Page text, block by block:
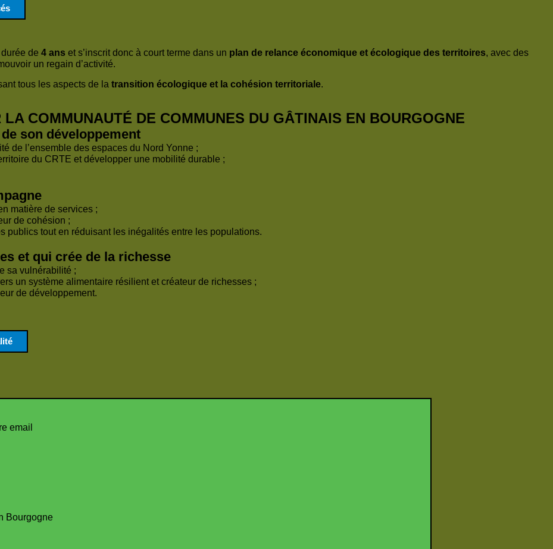
de 4 ans et s’inscrit donc à court terme dans un plan de relance économique et écologique des territoires, avec des
un regain d’activité.
tous les aspects de la transition écologique et la cohésion territoriale.
COMMUNAUTÉ DE COMMUNES DU GÂTINAIS EN BOURGOGNE
son développement
de l’ensemble des espaces du Nord Yonne ;
du CRTE et développer une mobilité durable ;
matière de services ;
de cohésion ;
publics tout en réduisant les inégalités entre les populations.
et qui crée de la richesse
sa vulnérabilité ;
un système alimentaire résilient et créateur de richesses ;
de développement.
email
Bourgogne